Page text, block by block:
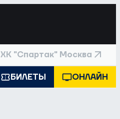
ХК "Спартак" Москва
БИЛЕТЫ ОНЛАЙН